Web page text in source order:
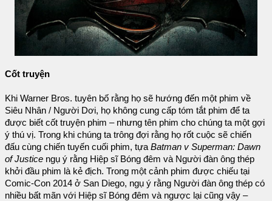
Cốt truyện
Khi Warner Bros. tuyên bố rằng họ sẽ hướng đến một phim về
Siêu Nhân / Người Dơi, họ không cung cấp tóm tắt phim để ta
được biết cốt truyện phim – nhưng tên phim cho chúng ta một gợi
ý thú vị. Trong khi chúng ta trông đợi rằng họ rốt cuộc sẽ chiến
đấu cùng chiến tuyến cuối phim, tựa Batman v Superman: Dawn
of Justice ngụ ý rằng Hiệp sĩ Bóng đêm và Người đàn ông thép
khởi đầu phim là kẻ địch. Trong một cảnh phim được chiếu tại
Comic-Con 2014 ở San Diego, ngụ ý rằng Người đàn ông thép có
nhiều bất mãn với Hiệp sĩ Bóng đêm và ngược lại cũng vậy –